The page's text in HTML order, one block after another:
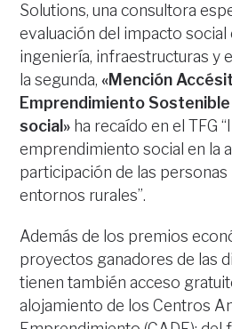
Solutions, una consultora
evaluación del impacto
ingeniería, infraestructuras y
la segunda,«Mención
Emprendimiento
social» ha recaído en el TFG
emprendimiento social en la
participación de las personas
entornos rurales”.
Además de los premios
proyectos ganadores de las
tienen también acceso
alojamiento de los Centros